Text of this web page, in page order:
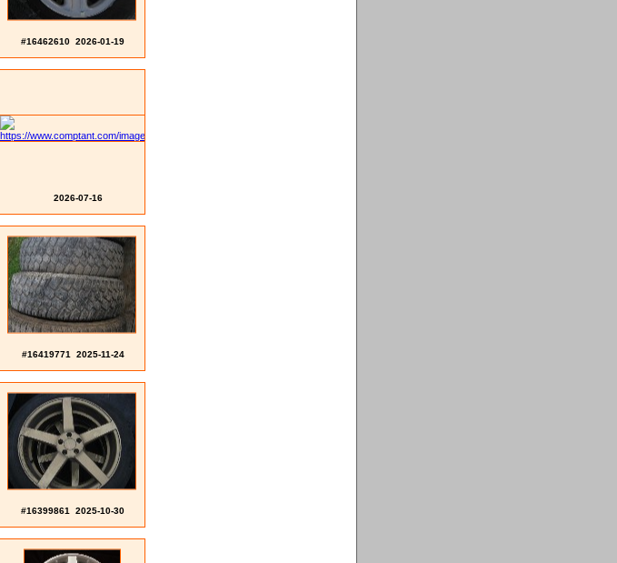
#16462610 2026-01-19
2026-07-16
#16419771 2025-11-24
#16399861 2025-10-30